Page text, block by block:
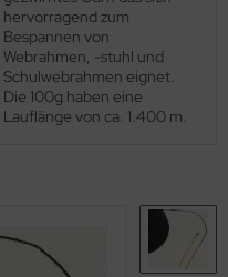
hervorragend zum
Bespannen von
Webrahmen, -stuhl und
Schulwebrahmen eignet.
Die 100g haben eine
Lauflänge von ca. 1.400 m.